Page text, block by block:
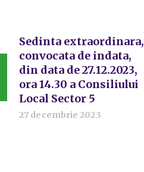
Sedinta extraordinara,
convocata de indata,
din data de 27.12.2023,
ora 14.30 a Consiliului
Local Sector 5
27 decembrie 2023